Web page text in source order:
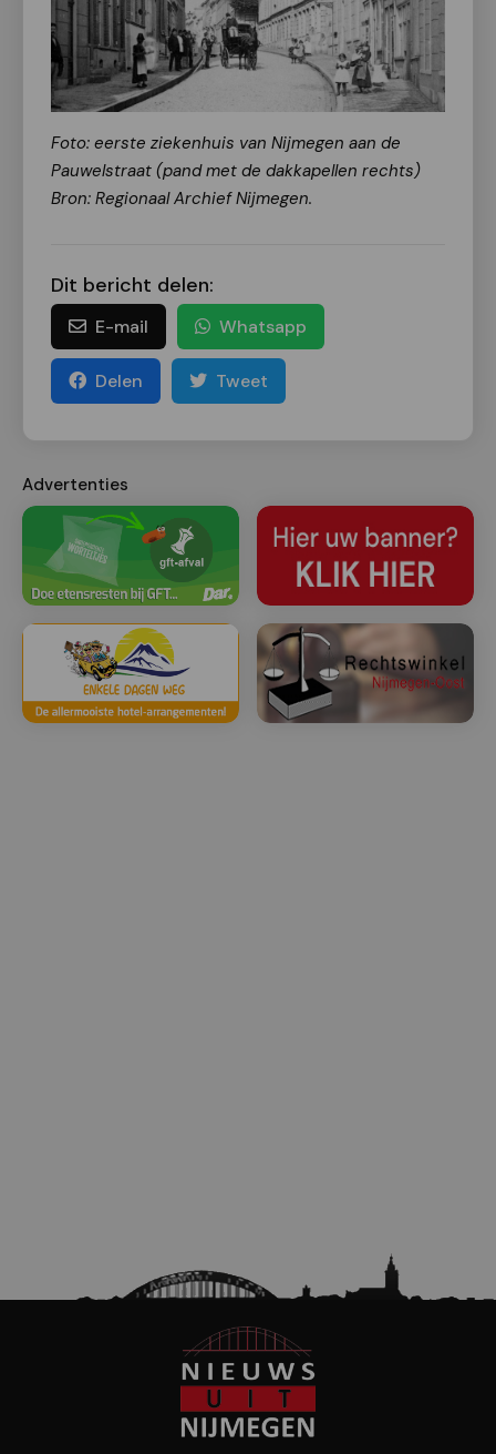
Foto: eerste ziekenhuis van Nijmegen aan de
Pauwelstraat (pand met de dakkapellen rechts)
Bron: Regionaal Archief Nijmegen.
Dit bericht delen:
E-mail Whatsapp
Delen Tweet
Advertenties